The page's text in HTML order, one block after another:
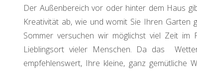
Der Außenbereich vor oder hinter dem Haus
Kreativität ab, wie und womit Sie Ihren Garten
Sommer versuchen wir möglichst viel Zeit
Lieblingsort vieler Menschen. Da das
empfehlenswert, Ihre kleine, ganz gemütliche